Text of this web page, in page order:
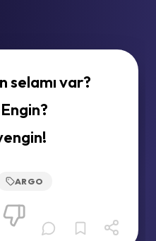
selamı var?
ARGO